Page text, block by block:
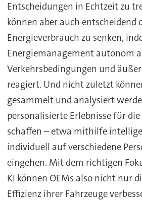
Entscheidungen in Echtzeit zu
können aber auch entscheidend
Energieverbrauch zu senken,
Energiemanagement autonom
Verkehrsbedingungen und
reagiert. Und nicht zuletzt
gesammelt und analysiert
personalisierte Erlebnisse für die
schaffen – etwa mithilfe
individuell auf verschiedene
eingehen. Mit dem richtigen
KI können OEMs also nicht nur
Effizienz ihrer Fahrzeuge